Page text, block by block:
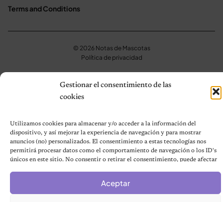
Gestionar el consentimiento de las
cookies
Utilizamos cookies para almacenar y/o acceder a la información del
dispositivo, y así mejorar la experiencia de navegación y para mostrar
anuncios (no) personalizados. El consentimiento a estas tecnologías nos
permitirá procesar datos como el comportamiento de navegación o los ID's
únicos en este sitio. No consentir o retirar el consentimiento, puede afectar
Aceptar
Terms and Conditions
© 2026 Notas de Mascotas
Política de privacidad